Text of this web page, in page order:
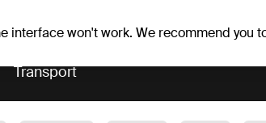
interface won't work. We recommend you
Transport